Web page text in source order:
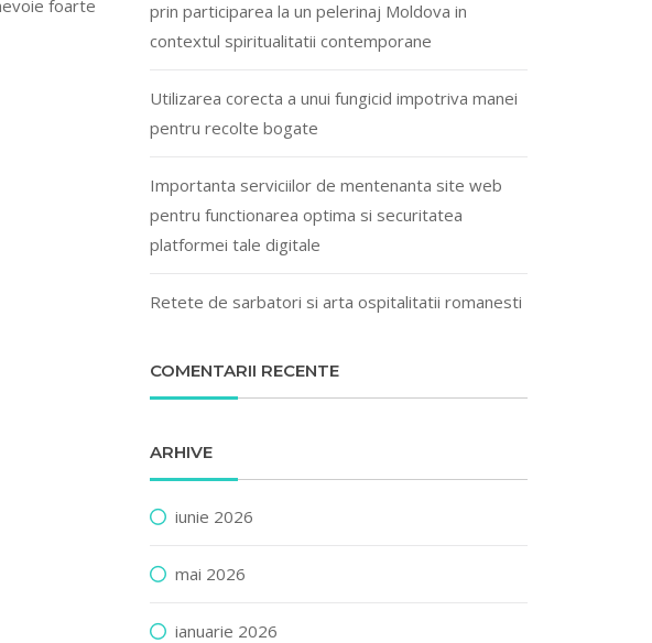
foarte
prin participarea la un pelerinaj Moldova in
contextul spiritualitatii contemporane
Utilizarea corecta a unui fungicid impotriva manei
pentru recolte bogate
Importanta serviciilor de mentenanta site web
pentru functionarea optima si securitatea
platformei tale digitale
Retete de sarbatori si arta ospitalitatii romanesti
COMENTARII RECENTE
ARHIVE
iunie 2026
mai 2026
ianuarie 2026